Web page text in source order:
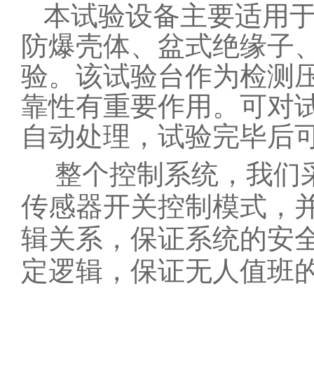
本试验设备主要适用
防爆壳体、盆式绝缘子
验。该试验台作为检测
靠性有重要作用。可对
自动处理，试验完毕后
整个控制系统，我们
传感器开关控制模式，
辑关系，保证系统的安
定逻辑，保证无人值班